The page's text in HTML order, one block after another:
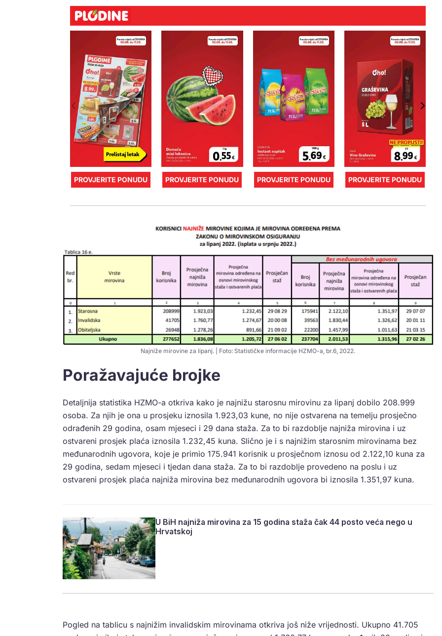
PROVJERITE PONUDU PROVJERITE PONUDU PROVJERITE PONUDU PROVJERITE PONUDU
Najniže mirovine za lipanj. | Foto: Statističke informacije HZMO-a, br.6, 2022.
Poražavajuće brojke
Detaljnija statistika HZMO-a otkriva kako je najnižu starosnu mirovinu za lipanj dobilo 208.999
osoba. Za njih je ona u prosjeku iznosila 1.923,03 kune, no nije ostvarena na temelju prosječno
odrađenih 29 godina, osam mjeseci i 29 dana staža. Za to bi razdoblje najniža mirovina i uz
ostvareni prosjek plaća iznosila 1.232,45 kuna. Slično je i s najnižim starosnim mirovinama bez
međunarodnih ugovora, koje je primio 175.941 korisnik u prosječnom iznosu od 2.122,10 kuna za
29 godina, sedam mjeseci i tjedan dana staža. Za to bi razdoblje provedeno na poslu i uz
ostvareni prosjek plaća najniža mirovina bez međunarodnih ugovora bi iznosila 1.351,97 kuna.
U BiH najniža mirovina za 15 godina staža čak 44 posto veća nego u
Hrvatskoj
Pogled na tablicu s najnižim invalidskim mirovinama otkriva još niže vrijednosti. Ukupno 41.705